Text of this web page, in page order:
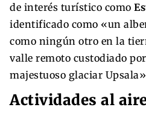
de interés turístico como
identificado como «un
como ningún otro en la
valle remoto custodiado
majestuoso glaciar
Actividades al